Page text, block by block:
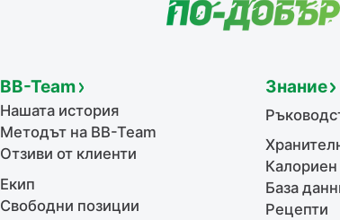
BB-Team
Нашата история
Методът на BB-Team
Отзиви от клиенти
Екип
Свободни позиции
Знание
Калориен
База
Рецепти